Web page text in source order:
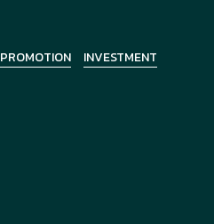
PROMOTION INVESTMENT